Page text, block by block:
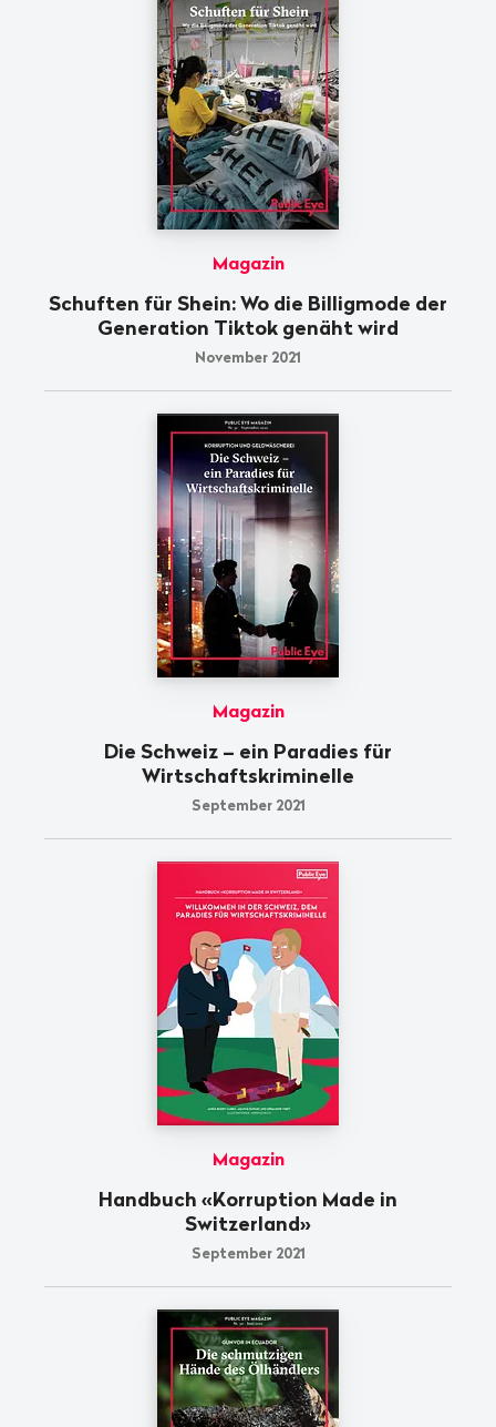
Magazin
Schuften für Shein: Wo die Billigmode der
Generation Tiktok genäht wird
November 2021
Magazin
Die Schweiz – ein Paradies für
Wirtschaftskriminelle
September 2021
Magazin
Handbuch «Korruption Made in
Switzerland»
September 2021